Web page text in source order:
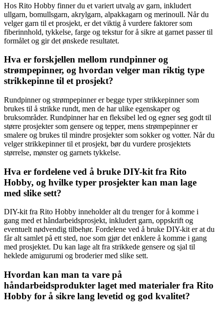
Hos Rito Hobby finner du et variert utvalg av garn, inkludert
ullgarn, bomullsgarn, akrylgarn, alpakkagarn og merinoull. Når du
velger garn til et prosjekt, er det viktig å vurdere faktorer som
fiberinnhold, tykkelse, farge og tekstur for å sikre at garnet passer til
formålet og gir det ønskede resultatet.
Hva er forskjellen mellom rundpinner og
strømpepinner, og hvordan velger man riktig type
strikkepinne til et prosjekt?
Rundpinner og strømpepinner er begge typer strikkepinner som
brukes til å strikke rundt, men de har ulike egenskaper og
bruksområder. Rundpinner har en fleksibel led og egner seg godt til
større prosjekter som gensere og tepper, mens strømpepinner er
smalere og brukes til mindre prosjekter som sokker og votter. Når du
velger strikkepinner til et prosjekt, bør du vurdere prosjektets
størrelse, mønster og garnets tykkelse.
Hva er fordelene ved å bruke DIY-kit fra Rito
Hobby, og hvilke typer prosjekter kan man lage
med slike sett?
DIY-kit fra Rito Hobby inneholder alt du trenger for å komme i
gang med et håndarbeidsprosjekt, inkludert garn, oppskrift og
eventuelt nødvendig tilbehør. Fordelene ved å bruke DIY-kit er at du
får alt samlet på ett sted, noe som gjør det enklere å komme i gang
med prosjektet. Du kan lage alt fra strikkede gensere og sjal til
heklede amigurumi og broderier med slike sett.
Hvordan kan man ta vare på
håndarbeidsprodukter laget med materialer fra Rito
Hobby for å sikre lang levetid og god kvalitet?